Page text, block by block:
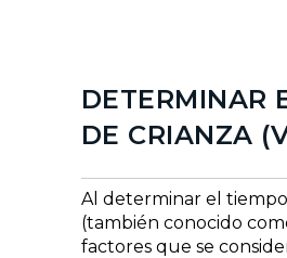
DETERMINAR
DE CRIANZA
Al determinar el
(también conocido
factores que se